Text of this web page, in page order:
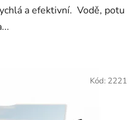
a efektivní. Vodě, potu
Kód: 2221